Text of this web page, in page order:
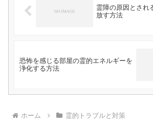
霊障の原因とされ
放す方法
恐怖を感じる部屋の霊的エネルギーを
浄化する方法
ホーム 霊的トラブルと対策